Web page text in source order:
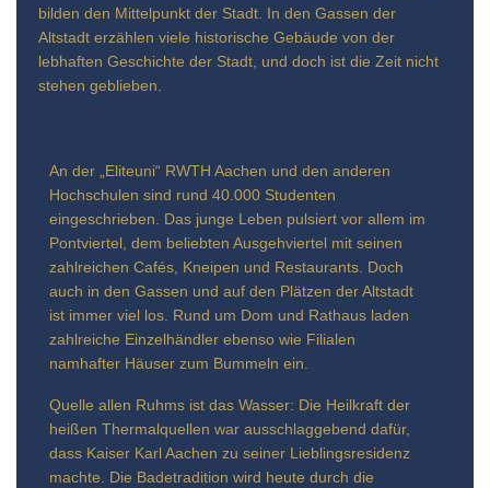
bilden den Mittelpunkt der Stadt. In den Gassen der
Altstadt erzählen viele historische Gebäude von der
lebhaften Geschichte der Stadt, und doch ist die Zeit nicht
stehen geblieben.
An der „Eliteuni“ RWTH Aachen und den anderen
Hochschulen sind rund 40.000 Studenten
eingeschrieben. Das junge Leben pulsiert vor allem im
Pontviertel, dem beliebten Ausgehviertel mit seinen
zahlreichen Cafés, Kneipen und Restaurants. Doch
auch in den Gassen und auf den Plätzen der Altstadt
ist immer viel los. Rund um Dom und Rathaus laden
zahlreiche Einzelhändler ebenso wie Filialen
namhafter Häuser zum Bummeln ein.
Quelle allen Ruhms ist das Wasser: Die Heilkraft der
heißen Thermalquellen war ausschlaggebend dafür,
dass Kaiser Karl Aachen zu seiner Lieblingsresidenz
machte. Die Badetradition wird heute durch die